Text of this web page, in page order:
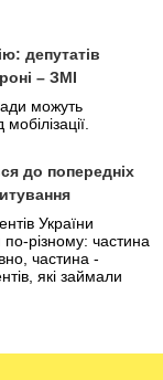
депутатів
– ЗМІ
можуть
до попередніх
України
різному: частина
частина -
які займали